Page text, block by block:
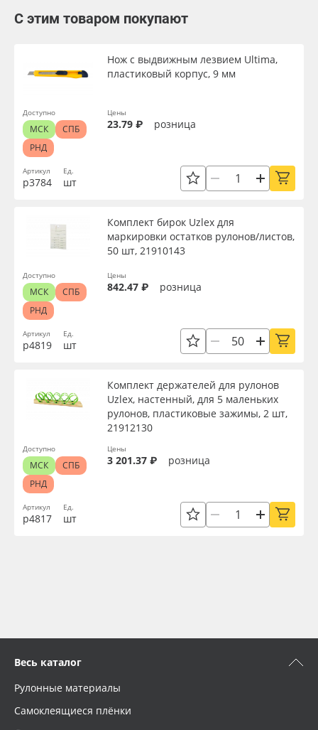
С этим товаром покупают
Артикул
р3784
Нож с выдвижным лезвием Ultima,
пластиковый корпус, 9 мм
Ед.
шт
Цены
23.79 ₽ розница
Доступно
МСК
СПБ
РНД
Артикул
р4819
Комплект бирок Uzlex для
маркировки остатков рулонов/листов,
50 шт, 21910143
Ед.
шт
Цены
842.47 ₽ розница
Доступно
МСК
СПБ
РНД
Артикул
р4817
Комплект держателей для рулонов
Uzlex, настенный, для 5 маленьких
рулонов, пластиковые зажимы, 2 шт,
21912130
Ед.
шт
Цены
3 201.37 ₽ розница
Доступно
МСК
СПБ
РНД
Весь каталог
Рулонные материалы
Самоклеящиеся плёнки